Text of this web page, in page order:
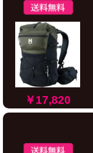
￥17,820